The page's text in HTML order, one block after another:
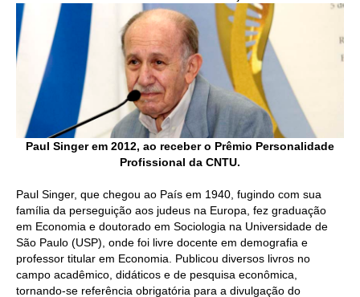
CONSULTORIA
ACORDOS, CONVENÇÕES E DISSÍDIOS
CONTRIBUIÇÕES
CONTRIBUIÇÃO ASSISTENCIAL
CONTRIBUIÇÃO ASSOCIATIVA OU ANUIDADE DE SÓCIO
REVISÃO DE APOSENTADORIA
FGTS EXPURGOS
FGTS CORREÇÃO
Paul Singer em 2012, ao receber o Prêmio Personalidade
Profissional da CNTU.
Paul Singer, que chegou ao País em 1940, fugindo com sua
família da perseguição aos judeus na Europa, fez graduação
em Economia e doutorado em Sociologia na Universidade de
São Paulo (USP), onde foi livre docente em demografia e
professor titular em Economia. Publicou diversos livros no
campo acadêmico, didáticos e de pesquisa econômica,
tornando-se referência obrigatória para a divulgação do